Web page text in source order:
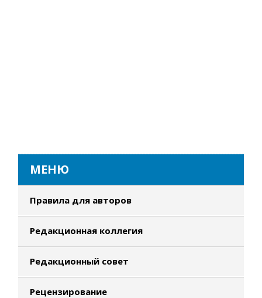
МЕНЮ
Правила для авторов
Редакционная коллегия
Редакционный совет
Рецензирование